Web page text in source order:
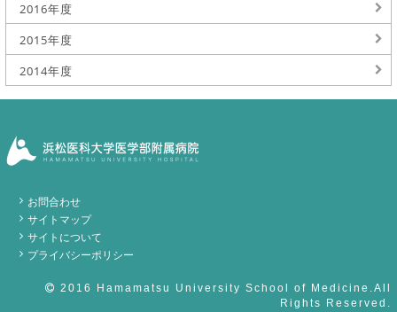
2016年度
2015年度
2014年度
お問合わせ
サイトマップ
サイトについて
プライバシーポリシー
2016 Hamamatsu University School of Medicine.All
Rights Reserved.